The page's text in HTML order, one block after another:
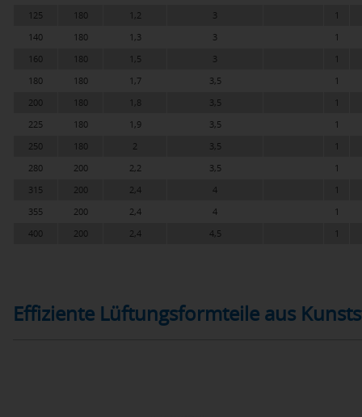
125
180 1,2 3
1
140
180 1,3 3
1
160
180 1,5 3
1
180
180 1,7 3,5
1
200
180 1,8 3,5
1
225
180 1,9 3,5
1
250
180 2 3,5
1
280
200 2,2 3,5
1
315
200 2,4 4
1
355
200 2,4 4
1
400
200 2,4 4,5 1
Effiziente Lüftungsformteile aus